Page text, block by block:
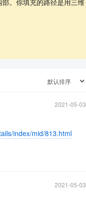
。你填充的路径是用三维
2021-05-03
index/mid/813.html
2021-05-03